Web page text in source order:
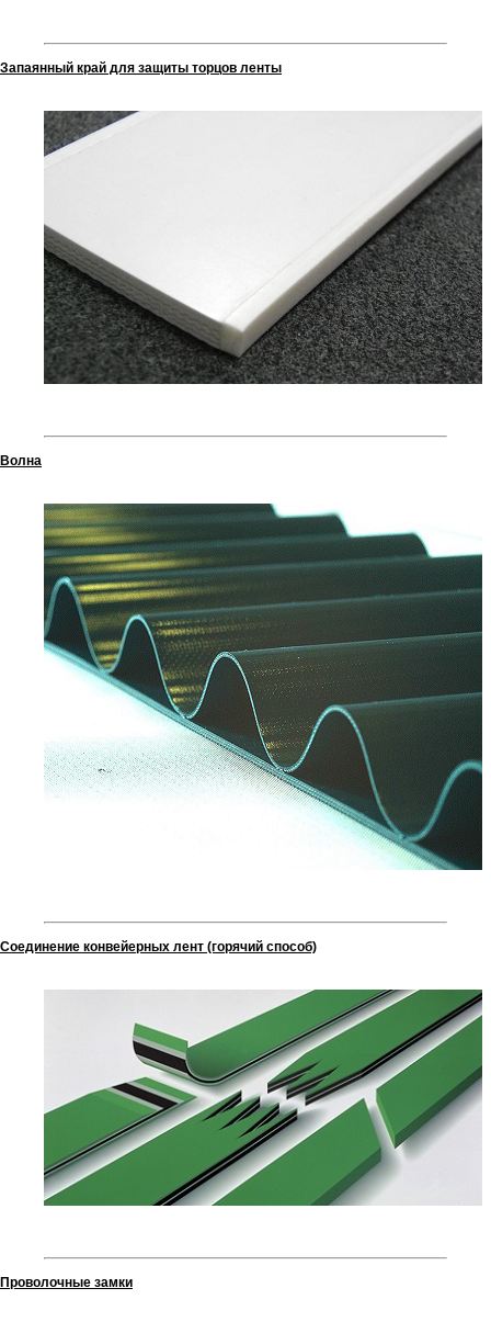
Запаянный край для защиты торцов ленты
Волна
Соединение конвейерных лент (горячий способ)
Проволочные замки